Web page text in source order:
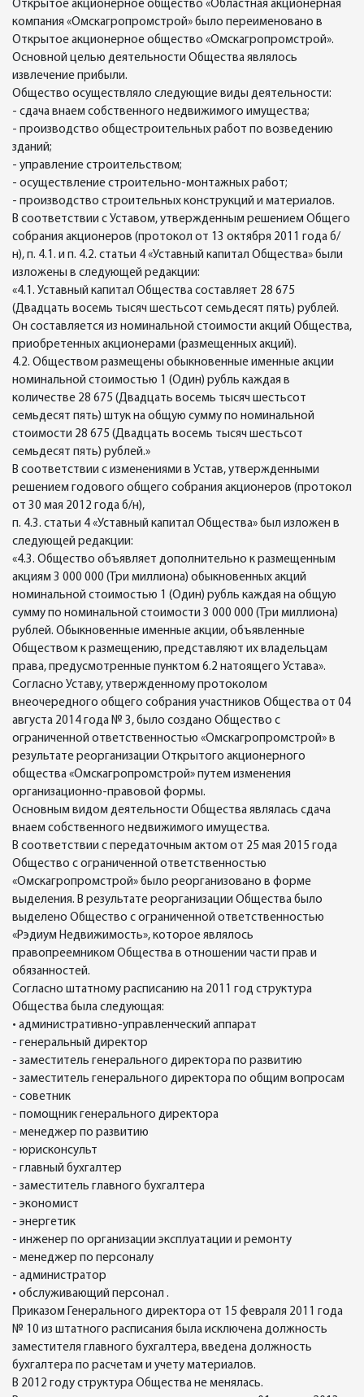
Открытое акционерное общество «Областная акционерная
компания «Омскагропромстрой» было переименовано в
Открытое акционерное общество «Омскагропромстрой».
Основной целью деятельности Общества являлось
извлечение прибыли.
Общество осуществляло следующие виды деятельности:
- сдача внаем собственного недвижимого имущества;
- производство общестроительных работ по возведению
зданий;
- управление строительством;
- осуществление строительно-монтажных работ;
- производство строительных конструкций и материалов.
В соответствии с Уставом, утвержденным решением Общего
собрания акционеров (протокол от 13 октября 2011 года б/
н), п. 4.1. и п. 4.2. статьи 4 «Уставный капитал Общества» были
изложены в следующей редакции:
«4.1. Уставный капитал Общества составляет 28 675
(Двадцать восемь тысяч шестьсот семьдесят пять) рублей.
Он составляется из номинальной стоимости акций Общества,
приобретенных акционерами (размещенных акций).
4.2. Обществом размещены обыкновенные именные акции
номинальной стоимостью 1 (Один) рубль каждая в
количестве 28 675 (Двадцать восемь тысяч шестьсот
семьдесят пять) штук на общую сумму по номинальной
стоимости 28 675 (Двадцать восемь тысяч шестьсот
семьдесят пять) рублей.»
В соответствии с изменениями в Устав, утвержденными
решением годового общего собрания акционеров (протокол
от 30 мая 2012 года б/н),
п. 4.3. статьи 4 «Уставный капитал Общества» был изложен в
следующей редакции:
«4.3. Общество объявляет дополнительно к размещенным
акциям 3 000 000 (Три миллиона) обыкновенных акций
номинальной стоимостью 1 (Один) рубль каждая на общую
сумму по номинальной стоимости 3 000 000 (Три миллиона)
рублей. Обыкновенные именные акции, объявленные
Обществом к размещению, представляют их владельцам
права, предусмотренные пунктом 6.2 натоящего Устава».
Согласно Уставу, утвержденному протоколом
внеочередного общего собрания участников Общества от 04
августа 2014 года № 3, было создано Общество с
ограниченной ответственностью «Омскагропромстрой» в
результате реорганизации Открытого акционерного
общества «Омскагропромстрой» путем изменения
организационно-правовой формы.
Основным видом деятельности Общества являлась сдача
внаем собственного недвижимого имущества.
В соответствии с передаточным актом от 25 мая 2015 года
Общество с ограниченной ответственностью
«Омскагропромстрой» было реорганизовано в форме
выделения. В результате реорганизации Общества было
выделено Общество с ограниченной ответственностью
«Рэдиум Недвижимость», которое являлось
правопреемником Общества в отношении части прав и
обязанностей.
Согласно штатному расписанию на 2011 год структура
Общества была следующая:
• административно-управленческий аппарат
- генеральный директор
- заместитель генерального директора по развитию
- заместитель генерального директора по общим вопросам
- советник
- помощник генерального директора
- менеджер по развитию
- юрисконсульт
- главный бухгалтер
- заместитель главного бухгалтера
- экономист
- энергетик
- инженер по организации эксплуатации и ремонту
- менеджер по персоналу
- администратор
• обслуживающий персонал .
Приказом Генерального директора от 15 февраля 2011 года
№ 10 из штатного расписания была исключена должность
заместителя главного бухгалтера, введена должность
бухгалтера по расчетам и учету материалов.
В 2012 году структура Общества не менялась.